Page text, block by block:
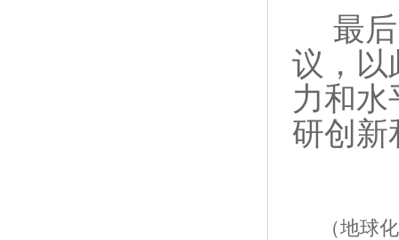
最
议，以
力和
研创新
（地球